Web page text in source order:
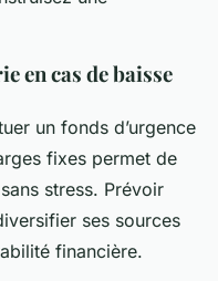
en cas de baisse
un fonds d’urgence
fixes permet de
stress. Prévoir
ses sources
financière.